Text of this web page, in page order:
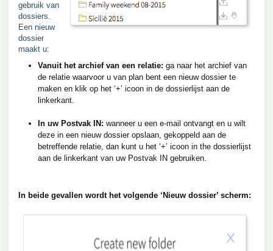
gebruik van
dossiers.
Een nieuw
dossier
maakt u:
Vanuit het archief van een relatie: ga naar het archief van
de relatie waarvoor u van plan bent een nieuw dossier te
maken en klik op het ‘+’ icoon in de dossierlijst aan de
linkerkant.
In uw Postvak IN: wanneer u een e-mail ontvangt en u wilt
deze in een nieuw dossier opslaan, gekoppeld aan de
betreffende relatie, dan kunt u het ‘+’ icoon in the dossierlijst
aan de linkerkant van uw Postvak IN gebruiken.
In beide gevallen wordt het volgende ‘Nieuw dossier’ scherm: